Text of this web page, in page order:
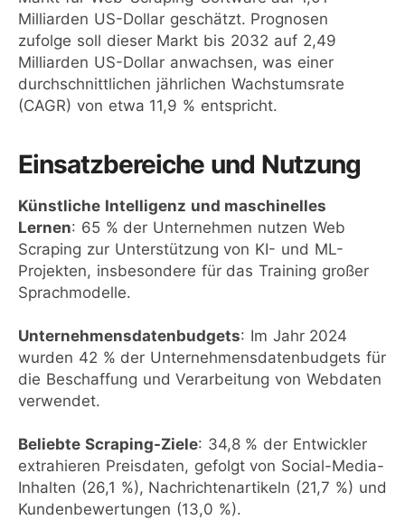
Milliarden US-Dollar geschätzt. Prognosen
zufolge soll dieser Markt bis 2032 auf 2,49
Milliarden US-Dollar anwachsen, was einer
durchschnittlichen jährlichen Wachstumsrate
(CAGR) von etwa 11,9 % entspricht. ​
Einsatzbereiche und Nutzung
Künstliche Intelligenz und maschinelles
Lernen: 65 % der Unternehmen nutzen Web
Scraping zur Unterstützung von KI- und ML-
Projekten, insbesondere für das Training großer
Sprachmodelle.
Unternehmensdatenbudgets: Im Jahr 2024
wurden 42 % der Unternehmensdatenbudgets für
die Beschaffung und Verarbeitung von Webdaten
verwendet. ​
Beliebte Scraping-Ziele: 34,8 % der Entwickler
extrahieren Preisdaten, gefolgt von Social-Media-
Inhalten (26,1 %), Nachrichtenartikeln (21,7 %) und
Kundenbewertungen (13,0 %).